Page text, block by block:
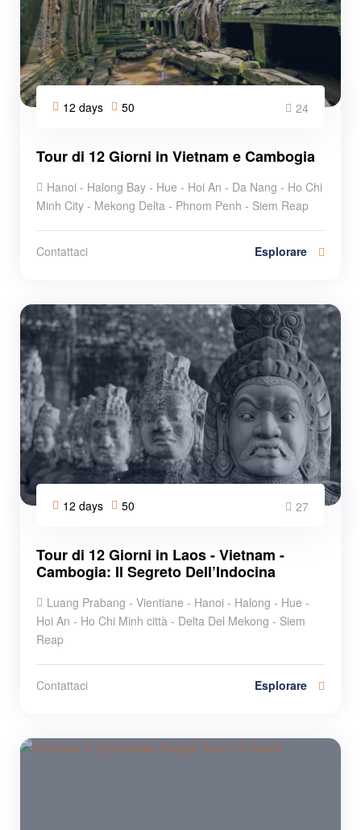
12 days 50 24
Tour di 12 Giorni in Vietnam e Cambogia
Hanoi - Halong Bay - Hue - Hoi An - Da Nang - Ho Chi
Minh City - Mekong Delta - Phnom Penh - Siem Reap
Contattaci Esplorare
12 days 50 27
Tour di 12 Giorni in Laos - Vietnam -
Cambogia: Il Segreto Dell’Indocina
Luang Prabang - Vientiane - Hanoi - Halong - Hue -
Hoi An - Ho Chi Minh città - Delta Del Mekong - Siem
Reap
Contattaci Esplorare